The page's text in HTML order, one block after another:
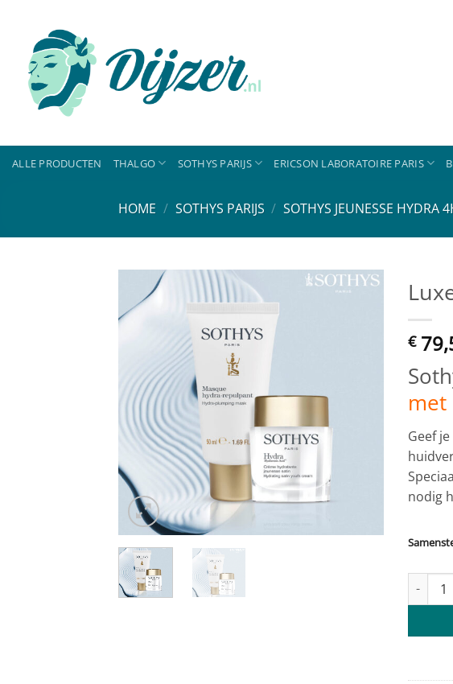
inhoud
ALLE PRODUCTEN THALGO SOTHYS PARIJS ERICSON LABORATOIRE PARIS
HOME / SOTHYS PARIJS / SOTHYS JEUNESSE HYDRA
€
met
Geef
nodig
Luxe